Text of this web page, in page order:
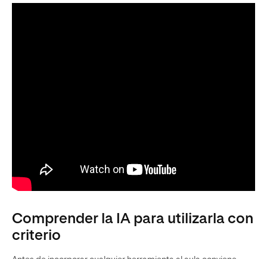
Comprender la IA para utilizarla con
criterio